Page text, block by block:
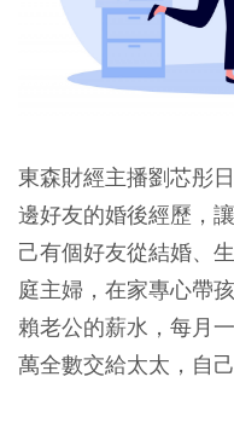
東森財經主播劉芯彤
邊好友的婚後經歷，
己有個好友從結婚、
庭主婦，在家專心帶
賴老公的薪水，每月
萬全數交給太太，自